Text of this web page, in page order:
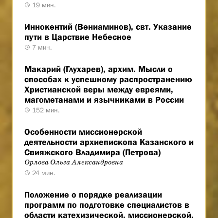
19 мин.
Иннокентий (Вениаминов), свт. Указание
пути в Царствие Небесное
7 мин.
Макарий (Глухарев), архим. Мысли о
способах к успешному распространению
Христианской веры между евреями,
магометанами и язычниками в России
152 мин.
Особенности миссионерской
деятельности архиепископа Казанского и
Свияжского Владимира (Петрова)
Орлова Ольга Александровна
24 мин.
Положение о порядке реализации
программ по подготовке специалистов в
области катехизической, миссионерской,